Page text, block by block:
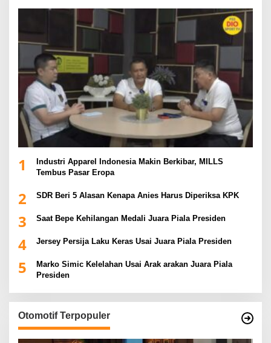
1
Industri Apparel Indonesia Makin Berkibar, MILLS
Tembus Pasar Eropa
2 SDR Beri 5 Alasan Kenapa Anies Harus Diperiksa KPK
3 Saat Bepe Kehilangan Medali Juara Piala Presiden
4 Jersey Persija Laku Keras Usai Juara Piala Presiden
5
Marko Simic Kelelahan Usai Arak arakan Juara Piala
Presiden
Otomotif Terpopuler